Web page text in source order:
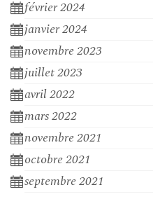
février 2024
janvier 2024
novembre 2023
juillet 2023
avril 2022
mars 2022
novembre 2021
octobre 2021
septembre 2021